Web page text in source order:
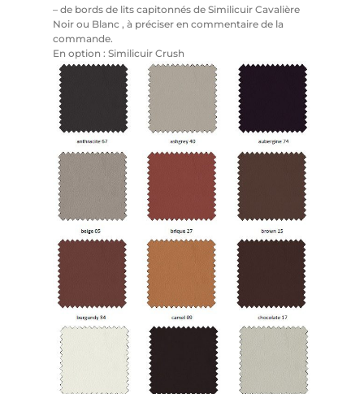
– de bords de lits capitonnés de Similicuir Cavalière
Noir ou Blanc , à préciser en commentaire de la
commande.
En option : Similicuir Crush